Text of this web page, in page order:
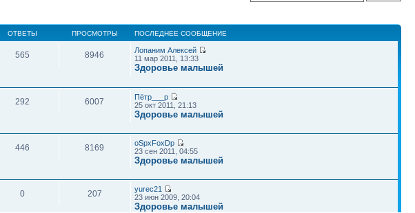
ОТВЕТЫ ПРОСМОТРЫ ПОСЛЕДНЕЕ СООБЩЕНИЕ
565 8946
Лопаним Алексей
11 мар 2011, 13:33
Здоровье малышей
292 6007
Пётр___p
25 окт 2011, 21:13
Здоровье малышей
446 8169
oSpxFoxDp
23 сен 2011, 04:55
Здоровье малышей
0 207
yurec21
23 июн 2009, 20:04
Здоровье малышей